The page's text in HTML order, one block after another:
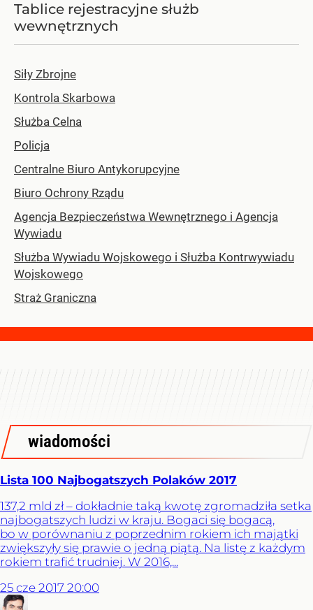
Tablice rejestracyjne służb
wewnętrznych
Siły Zbrojne
Kontrola Skarbowa
Służba Celna
Policja
Centralne Biuro Antykorupcyjne
Biuro Ochrony Rządu
Agencja Bezpieczeństwa Wewnętrznego i Agencja
Wywiadu
Służba Wywiadu Wojskowego i Służba Kontrwywiadu
Wojskowego
Straż Graniczna
wiadomości
Lista 100 Najbogatszych Polaków 2017
137,2 mld zł – dokładnie taką kwotę zgromadziła setka
najbogatszych ludzi w kraju. Bogaci się bogacą,
bo w porównaniu z poprzednim rokiem ich majątki
zwiększyły się prawie o jedną piątą. Na listę z każdym
rokiem trafić trudniej. W 2016,...
25 cze 2017 20:00